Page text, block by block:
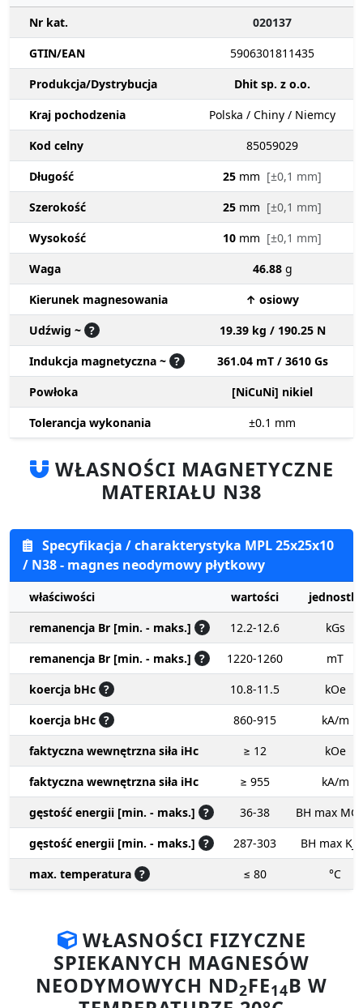
Nr kat.
020137
GTIN/EAN
5906301811435
Produkcja/Dystrybucja
Dhit sp. z o.o.
Kraj pochodzenia
Polska / Chiny / Niemcy
Kod celny
85059029
Długość
25 mm [±0,1 mm]
Szerokość
25 mm [±0,1 mm]
Wysokość
10 mm [±0,1 mm]
Waga
46.88 g
Kierunek magnesowania
↑ osiowy
Udźwig ~ ?
19.39 kg / 190.25 N
Indukcja magnetyczna ~ ?
361.04 mT / 3610 Gs
Powłoka
[NiCuNi] nikiel
Tolerancja wykonania
±0.1 mm
WŁASNOŚCI MAGNETYCZNE
MATERIAŁU N38
Specyfikacja / charakterystyka MPL 25x25x10
/ N38 - magnes neodymowy płytkowy
właściwości wartości
jednostki
remanencja Br [min. - maks.] ? 12.2-12.6
kGs
remanencja Br [min. - maks.] ? 1220-1260
mT
koercja bHc ? 10.8-11.5
kOe
koercja bHc ? 860-915
kA/m
faktyczna wewnętrzna siła iHc
≥ 12
kOe
faktyczna wewnętrzna siła iHc
≥ 955
kA/m
gęstość energii [min. - maks.] ? 36-38
BH max
gęstość energii [min. - maks.] ? 287-303
BH max
max. temperatura ? ≤ 80 °C
WŁASNOŚCI FIZYCZNE
SPIEKANYCH MAGNESÓW
NEODYMOWYCH ND2FE14B W